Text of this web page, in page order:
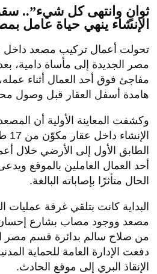
الإنشاء ينهي حياة عامل
تحولت أعمال تركيب مصعد داخل
مصر الجديدة إلى مأساة دامية،
مفاجئ فوق أحد العمال أثناء
هامدة أسفل العقار قبل وصول
وكشفت المعاينة الأولية أن
الطابق الأول إلى الأرضي خلال
أحد العمال العاملين بالموقع
الحال متأثرًا بإصاباته البالغة.
البداية كانت بتلقي غرفة عمليات
مصعد ووجود مصاب بشارع إحسان
من صلاح سالم بدائرة قسم مصر
دفعت الإدارة العامة للحماية
الإنقاذ البري إلى موقع الحادث.